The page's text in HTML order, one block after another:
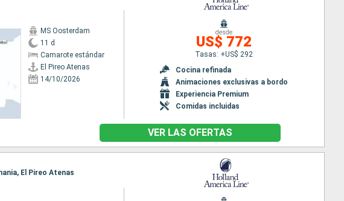
MS Oosterdam
11 d
Camarote estándar
El Pireo Atenas
14/10/2026
desde
US$ 772
Tasas: +US$ 292
Cocina refinada
Animaciones exclusivas a bordo
Experiencia Premium
Comidas incluidas
VER LAS OFERTAS
El Pireo Atenas